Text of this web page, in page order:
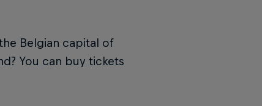
Belgian capital of
You can buy tickets